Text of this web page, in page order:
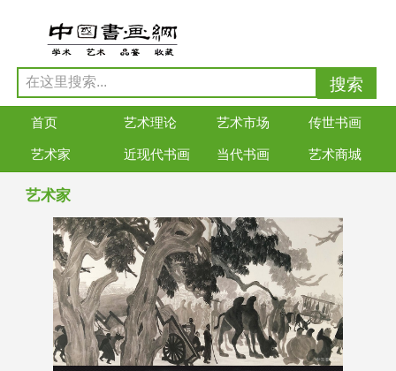
首页 艺术理论 艺术市场 传世书画
艺术家 近现代书画 当代书画 艺术商城
艺术家